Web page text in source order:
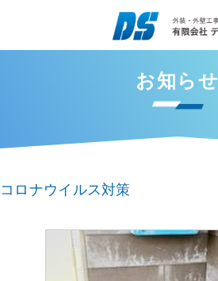
お知らせ
コロナウイルス対策